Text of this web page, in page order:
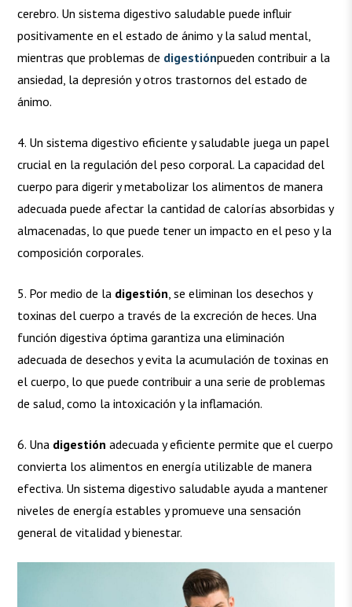
cerebro. Un sistema digestivo saludable puede influir
positivamente en el estado de ánimo y la salud mental,
mientras que problemas de digestiónpueden contribuir a la
ansiedad, la depresión y otros trastornos del estado de
ánimo.
4. Un sistema digestivo eficiente y saludable juega un papel
crucial en la regulación del peso corporal. La capacidad del
cuerpo para digerir y metabolizar los alimentos de manera
adecuada puede afectar la cantidad de calorías absorbidas y
almacenadas, lo que puede tener un impacto en el peso y la
composición corporales.
5. Por medio de la digestión , se eliminan los desechos y
toxinas del cuerpo a través de la excreción de heces. Una
función digestiva óptima garantiza una eliminación
adecuada de desechos y evita la acumulación de toxinas en
el cuerpo, lo que puede contribuir a una serie de problemas
de salud, como la intoxicación y la inflamación.
6. Una digestión adecuada y eficiente permite que el cuerpo
convierta los alimentos en energía utilizable de manera
efectiva. Un sistema digestivo saludable ayuda a mantener
niveles de energía estables y promueve una sensación
general de vitalidad y bienestar.